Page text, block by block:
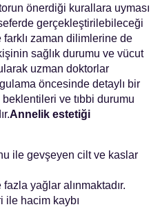
önerdiği kurallara uyması
gerçekleştirilebileceği
farklı zaman dilimlerine de
sağlık durumu ve vücut
uzman doktorlar
öncesinde detaylı bir
ve tıbbi durumu
Annelik estetiği
ile gevşeyen cilt ve kaslar
yağlar alınmaktadır.
ile hacim kaybı